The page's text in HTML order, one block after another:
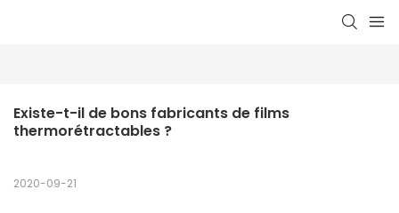
Existe-t-il de bons fabricants de films
thermorétractables ?
2020-09-21